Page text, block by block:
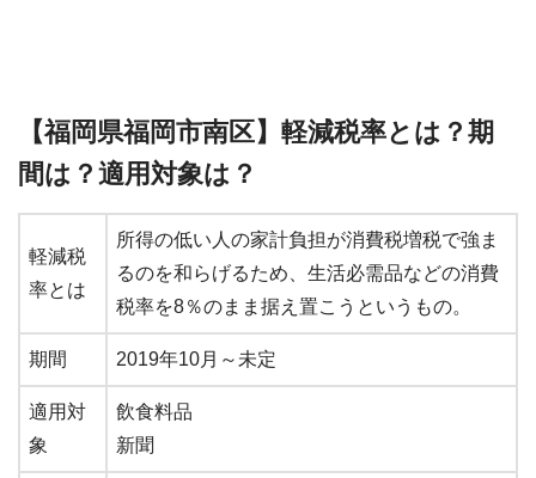
【福岡県福岡市南区】軽減税率とは？期
間は？適用対象は？
軽減税
率とは
所得の低い人の家計負担が消費税増税で強ま
るのを和らげるため、生活必需品などの消費
税率を8％のまま据え置こうというもの。
期間 2019年10月～未定
適用対
象
飲食料品
新聞